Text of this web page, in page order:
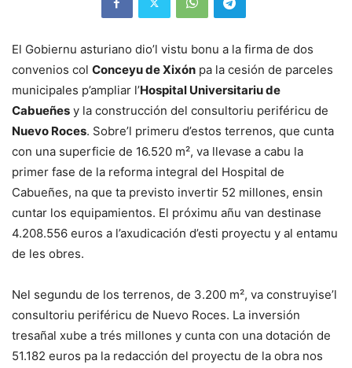
El Gobiernu asturiano dio’l vistu bonu a la firma de dos
convenios col Conceyu de Xixón pa la cesión de parceles
municipales p’ampliar l’Hospital Universitariu de
Cabueñes y la construcción del consultoriu periféricu de
Nuevo Roces. Sobre’l primeru d’estos terrenos, que cunta
con una superficie de 16.520 m², va llevase a cabu la
primer fase de la reforma integral del Hospital de
Cabueñes, na que ta previsto invertir 52 millones, ensin
cuntar los equipamientos. El próximu añu van destinase
4.208.556 euros a l’axudicación d’esti proyectu y al entamu
de les obres.
Nel segundu de los terrenos, de 3.200 m², va construyise’l
consultoriu periféricu de Nuevo Roces. La inversión
tresañal xube a trés millones y cunta con una dotación de
51.182 euros pa la redacción del proyectu de la obra nos